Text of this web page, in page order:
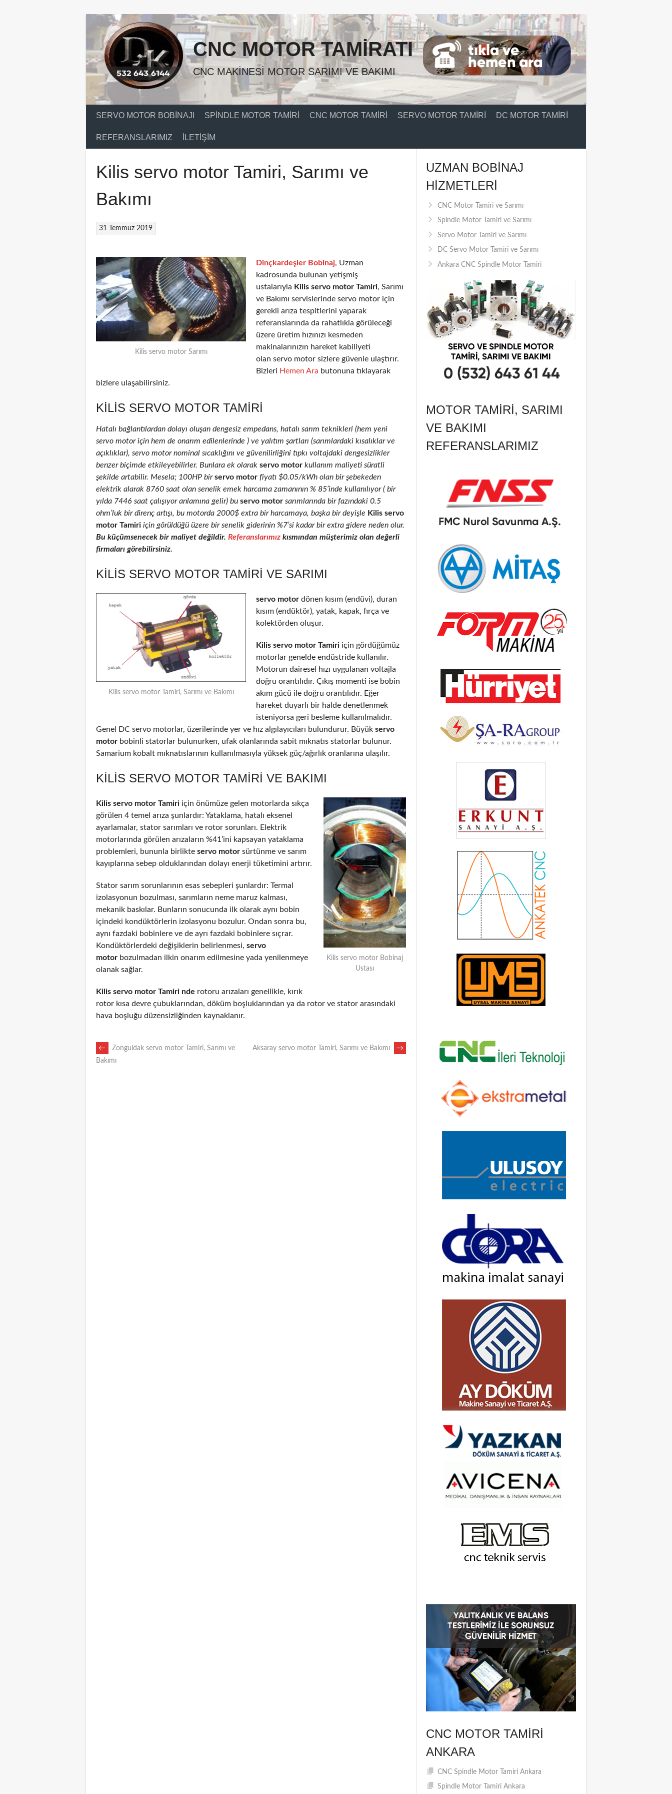
CNC MOTOR TAMIRATI
CNC MAKINESI MOTOR SARIMI VE BAKIMI
SERVO MOTOR BOBINAJI SPINDLE MOTOR TAMIRI CNC MOTOR TAMIRI SERVO MOTOR TAMIRI DC MOTOR TAMIRI
REFERANSLARIMIZ İLETIŞIM
Kilis servo motor Tamiri, Sarımı ve
Bakımı
31 Temmuz 2019
Kilis servo motor Sarımı
Dinçkardeşler Bobinaj, Uzman
kadrosunda bulunan yetişmiş
ustalarıyla Kilis servo motor Tamiri, Sarımı
ve Bakımı servislerinde servo motor için
gerekli arıza tespitlerini yaparak
referanslarında da rahatlıkla görüleceği
üzere üretim hızınızı kesmeden
makinalarınızın hareket kabiliyeti
olan servo motor sizlere güvenle ulaştırır.
Bizleri Hemen Ara butonuna tıklayarak
bizlere ulaşabilirsiniz.
KILIS SERVO MOTOR TAMIRI
Hatalı bağlantılardan dolayı oluşan dengesiz empedans, hatalı sarım teknikleri (hem yeni
servo motor için hem de onarım edilenlerinde ) ve yalıtım şartları (sarımlardaki kısalıklar ve
açıklıklar), servo motor nominal sıcaklığını ve güvenilirliğini tıpkı voltajdaki dengesizlikler
benzer biçimde etkileyebilirler. Bunlara ek olarak servo motor kullanım maliyeti süratli
şekilde artabilir. Mesela; 100HP birservo motor fiyatı $0.05/kWh olan bir şebekeden
elektrik alarak 8760 saat olan senelik emek harcama zamanının % 85’inde kullanılıyor ( bir
yılda 7446 saat çalışıyor anlamına gelir) bu servo motor sarımlarında bir fazındaki 0.5
ohm’luk bir direnç artışı, bu motorda 2000$ extra bir harcamaya, başka bir deyişle Kilis servo
motor Tamiri için görüldüğü üzere bir senelik giderinin %7’si kadar bir extra gidere neden olur.
Bu küçümsenecek bir maliyet değildir. Referanslarımız kısmından müşterimiz olan değerli
firmaları görebilirsiniz.
KILIS SERVO MOTOR TAMIRI VE SARIMI
Kilis servo motor Tamiri, Sarımı ve Bakımı
servo motor dönen kısım (endüvi), duran
kısım (endüktör), yatak, kapak, fırça ve
kolektörden oluşur.
Kilis servo motor Tamiri için gördüğümüz
motorlar genelde endüstride kullanılır.
Motorun dairesel hızı uygulanan voltajla
doğru orantılıdır. Çıkış momenti ise bobin
akım gücü ile doğru orantılıdır. Eğer
hareket duyarlı bir halde denetlenmek
isteniyorsa geri besleme kullanılmalıdır.
Genel DC servo motorlar, üzerilerinde yer ve hız algılayıcıları bulundurur. Büyük servo
motor bobinli statorlar bulunurken, ufak olanlarında sabit mıknatıs statorlar bulunur.
Samarium kobalt mıknatıslarının kullanılmasıyla yüksek güç/ağırlık oranlarına ulaşılır.
KILIS SERVO MOTOR TAMIRI VE BAKIMI
Kilis servo motor Bobinaj
Ustası
Kilis servo motor Tamiri için önümüze gelen motorlarda sıkça
görülen 4 temel arıza şunlardır: Yataklama, hatalı eksenel
ayarlamalar, stator sarımları ve rotor sorunları. Elektrik
motorlarında görülen arızaların %41’ini kapsayan yataklama
problemleri, bununla birlikte servo motor sürtünme ve sarım
kayıplarına sebep olduklarından dolayı enerji tüketimini artırır.
Stator sarım sorunlarının esas sebepleri şunlardır: Termal
izolasyonun bozulması, sarımların neme maruz kalması,
mekanik baskılar. Bunların sonucunda ilk olarak aynı bobin
içindeki kondüktörlerin izolasyonu bozulur. Ondan sonra bu,
aynı fazdaki bobinlere ve de ayrı fazdaki bobinlere sıçrar.
Kondüktörlerdeki değişiklerin belirlenmesi, servo
motor bozulmadan ilkin onarım edilmesine yada yenilenmeye
olanak sağlar.
Kilis servo motor Tamiri nde rotoru arızaları genellikle, kırık
rotor kısa devre çubuklarından, döküm boşluklarından ya da rotor ve stator arasındaki
hava boşluğu düzensizliğinden kaynaklanır.
POST
←
Zonguldak servo motor Tamiri, Sarımı ve
Bakımı
Aksaray servo motor Tamiri, Sarımı ve Bakımı →
UZMAN BOBINAJ
HIZMETLERI
CNC Motor Tamiri ve Sarımı
Spindle Motor Tamiri ve Sarımı
Servo Motor Tamiri ve Sarımı
DC Servo Motor Tamiri ve Sarımı
Ankara CNC Spindle Motor Tamiri
MOTOR TAMIRI, SARIMI
VE BAKIMI
REFERANSLARIMIZ
CNC MOTOR TAMIRI
ANKARA
CNC Spindle Motor Tamiri Ankara
Spindle Motor Tamiri Ankara